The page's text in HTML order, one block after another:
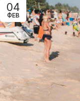
04
ФЕВ